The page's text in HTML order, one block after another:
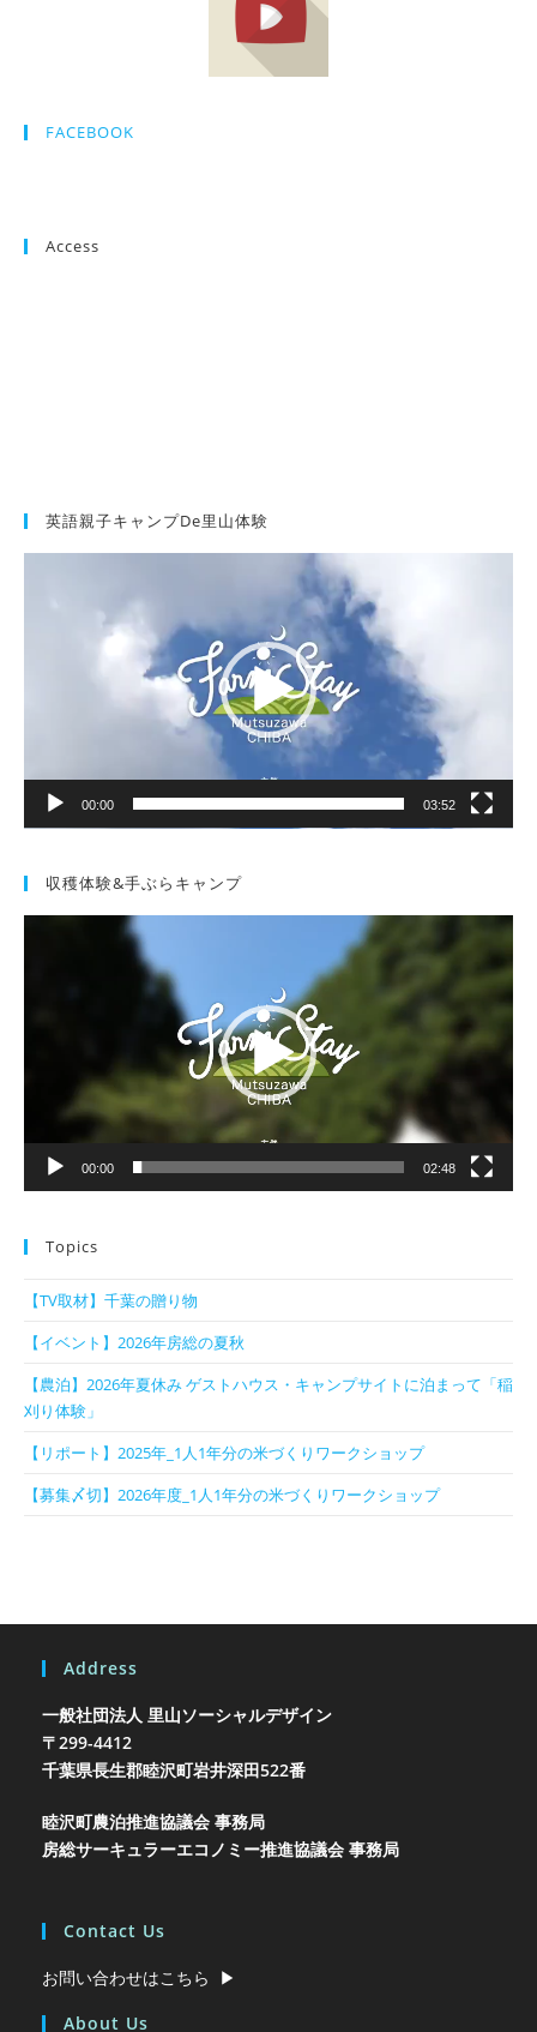
FACEBOOK
Access
英語親子キャンプde里山体験
00:00 03:52
収穫体験&手ぶらキャンプ
00:00 02:48
Topics
【TV取材】千葉の贈り物
【イベント】2026年房総の夏秋
【農泊】2026年夏休み ゲストハウス・キャンプサイトに泊まって「稲
刈り体験」
【リポート】2025年_1人1年分の米づくりワークショップ
【募集〆切】2026年度_1人1年分の米づくりワークショップ
Address
一般社団法人 里山ソーシャルデザイン
〒299-4412
千葉県長生郡睦沢町岩井深田522番
睦沢町農泊推進協議会 事務局
房総サーキュラーエコノミー推進協議会 事務局
Contact Us
お問い合わせはこちら ▶︎
About Us